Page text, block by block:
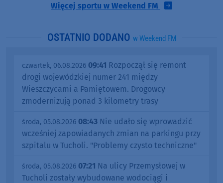
Więcej sportu w Weekend FM
OSTATNIO DODANO w Weekend FM
czwartek, 06.08.2026 09:41 Rozpoczął się remont
drogi wojewódzkiej numer 241 między
Wieszczycami a Pamiętowem. Drogowcy
zmodernizują ponad 3 kilometry trasy
środa, 05.08.2026 08:43 Nie udało się wprowadzić
wcześniej zapowiadanych zmian na parkingu przy
szpitalu w Tucholi. "Problemy czysto techniczne"
środa, 05.08.2026 07:21 Na ulicy Przemysłowej w
Tucholi zostały wybudowane wodociągi i